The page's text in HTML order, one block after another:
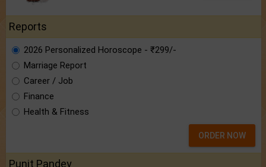
Reports
2026 Personalized Horoscope - ₹299/-
Marriage Report
Career / Job
Finance
Health & Fitness
ORDER NOW
Punit Pandey